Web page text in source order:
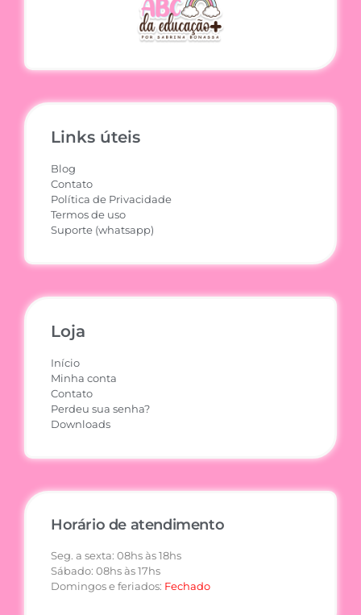
Links úteis
Blog
Contato
Política de Privacidade
Termos de uso
Suporte (whatsapp)
Loja
Início
Minha conta
Contato
Perdeu sua senha?
Downloads
Horário de atendimento
Seg. a sexta: 08hs às 18hs
Sábado: 08hs às 17hs
Domingos e feriados: Fechado